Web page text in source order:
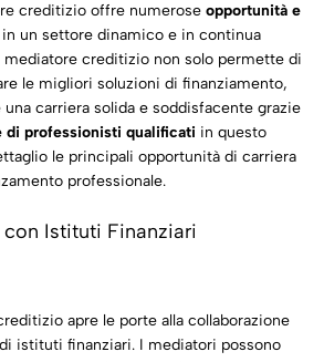
creditizio offre numerose opportunità e
in un settore dinamico e in continua
mediatore creditizio non solo permette di
le migliori soluzioni di finanziamento,
carriera solida e soddisfacente grazie
di professionisti qualificati in questo
le principali opportunità di carriera
professionale.
Istituti Finanziari
apre le porte alla collaborazione
istituti finanziari. I mediatori possono